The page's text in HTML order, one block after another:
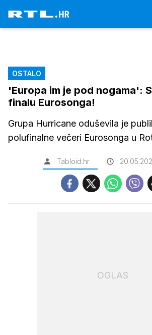
OSTALO
'Europa im je pod nogama':
finalu Eurosonga!
Grupa Hurricane oduševila je
polufinalne večeri Eurosonga u
Tabloid.hr
OGLAS